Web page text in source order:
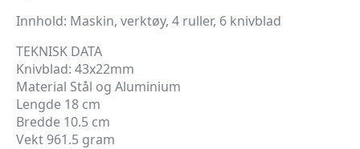
Innhold: Maskin, verktøy, 4 ruller, 6 knivblad
TEKNISK DATA
Knivblad: 43x22mm
Material Stål og Aluminium
Lengde 18 cm
Bredde 10.5 cm
Vekt 961.5 gram